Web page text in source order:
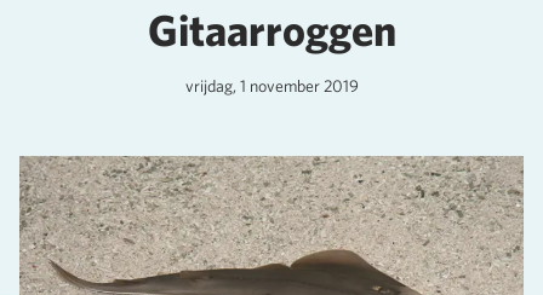
Gitaarroggen
vrijdag, 1 november 2019